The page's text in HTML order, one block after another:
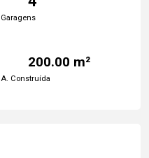
Garagens
200.00 m²
A. Construída